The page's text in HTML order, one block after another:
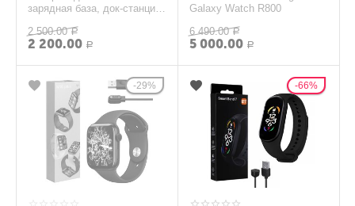
зарядная база, док-станция,
Gear S2 SM-R800 ...
2 500.00 Р
2 200.00 Р
Galaxy Watch R800
6 490.00 Р
5 000.00 Р
29% 66%